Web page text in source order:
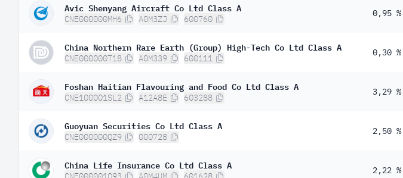
Avic Shenyang Aircraft Co Ltd Class A
CNE000000MH6 A0M3ZJ 600760
0,95 %
China Northern Rare Earth (Group) High-Tech Co Ltd Class A
CNE000000T18 A0M339 600111
0,30 %
Foshan Haitian Flavouring and Food Co Ltd Class A
CNE100001SL2 A12A8E 603288
3,29 %
Guoyuan Securities Co Ltd Class A
CNE000000QZ9 000728
2,50 %
China Life Insurance Co Ltd Class A 2,22 %